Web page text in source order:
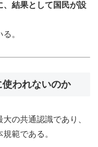
結果として国民が設
。
われないのか
の共通認識であり、
範である。